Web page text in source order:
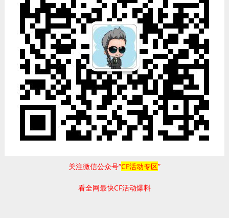
关注微信公众号“CF活动专区”
看全网最快CF活动爆料